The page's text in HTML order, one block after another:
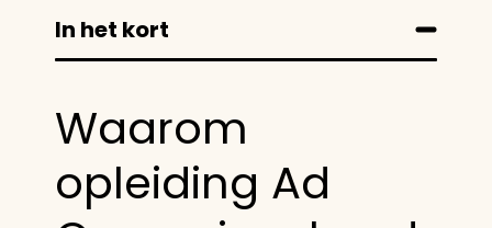
In het kort
Waarom
opleiding Ad